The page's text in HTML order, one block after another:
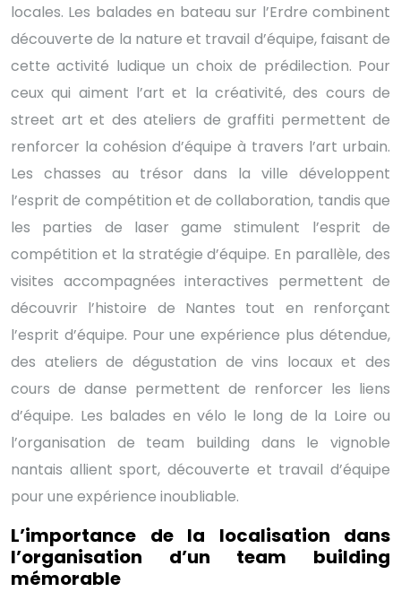
locales. Les balades en bateau sur l’Erdre combinent
découverte de la nature et travail d’équipe, faisant de
cette activité ludique un choix de prédilection. Pour
ceux qui aiment l’art et la créativité, des cours de
street art et des ateliers de graffiti permettent de
renforcer la cohésion d’équipe à travers l’art urbain.
Les chasses au trésor dans la ville développent
l’esprit de compétition et de collaboration, tandis que
les parties de laser game stimulent l’esprit de
compétition et la stratégie d’équipe. En parallèle, des
visites accompagnées interactives permettent de
découvrir l’histoire de Nantes tout en renforçant
l’esprit d’équipe. Pour une expérience plus détendue,
des ateliers de dégustation de vins locaux et des
cours de danse permettent de renforcer les liens
d’équipe. Les balades en vélo le long de la Loire ou
l’organisation de team building dans le vignoble
nantais allient sport, découverte et travail d’équipe
pour une expérience inoubliable.
L’importance de la localisation dans
l’organisation d’un team building
mémorable